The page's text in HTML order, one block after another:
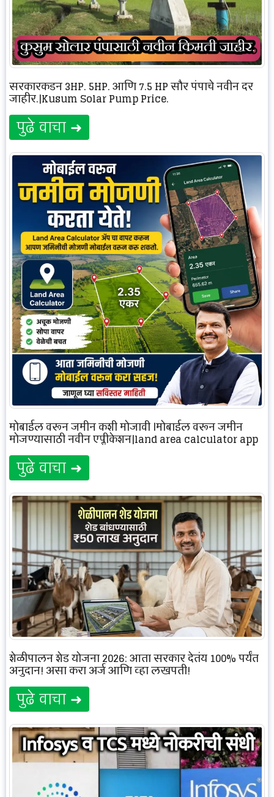
सरकारकडून 3HP, 5HP, आणि 7.5 HP सौर पंपाचे नवीन दर
जाहीर.|Kusum Solar Pump Price.
पुढे वाचा ➜
मोबाईल वरून जमीन कशी मोजावी |मोबाईल वरून जमीन
मोजण्यासाठी नवीन एप्लीकेशन|land area calculator app
पुढे वाचा ➜
शेळीपालन शेड योजना 2026: आता सरकार देतंय 100% पर्यंत
अनुदान! असा करा अर्ज आणि व्हा लखपती!
पुढे वाचा ➜